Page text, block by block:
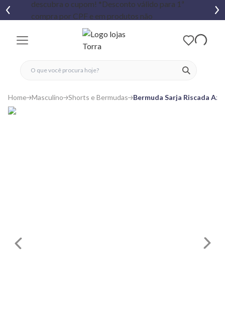
ver
fechar menu
fechar menu
favoritos
Home Masculino Shorts e Bermudas Bermuda Sarja Riscada